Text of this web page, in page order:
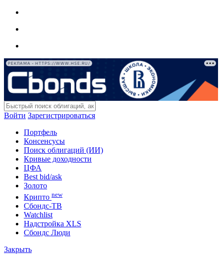
РЕКЛАМА • HTTPS://WWW.HSE.RU/
Войти Зарегистрироваться
Портфель
Консенсусы
Поиск облигаций (ИИ)
Кривые доходности
ЦФА
Best bid/ask
Золото
Крипто new
Сбондс-ТВ
Watchlist
Надстройка XLS
Сбондс Люди
Закрыть